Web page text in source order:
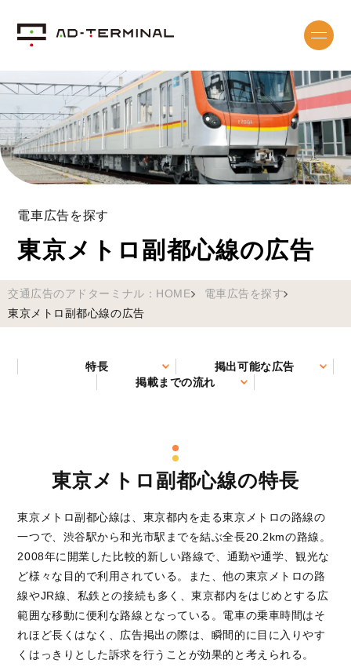
電車広告を探す
東京メトロ副都心線の広告
交通広告のアドターミナル：HOME
電車広告を探す
東京メトロ副都心線の広告
特長
掲出可能な広告
掲載までの流れ
東京メトロ副都心線の特長
東京メトロ副都心線は、東京都内を走る東京メトロの路線の
一つで、渋谷駅から和光市駅までを結ぶ全長20.2kmの路線。
2008年に開業した比較的新しい路線で、通勤や通学、観光な
ど様々な目的で利用されている。また、他の東京メトロの路
線やJR線、私鉄との接続も多く、東京都内をはじめとする広
範囲な移動に便利な路線となっている。電車の乗車時間はそ
れほど長くはなく、広告掲出の際は、瞬間的に目に入りやす
くはっきりとした訴求を行うことが効果的と考えられる。